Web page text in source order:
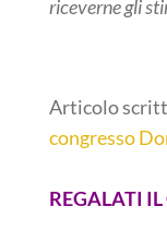
riceverne gli
Articolo
congresso
REGALATI IL